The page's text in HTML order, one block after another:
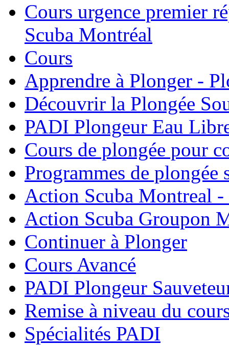
Cours urgence premier
Scuba Montréal
Cours
Apprendre à Plonger -
Découvrir la Plongée
PADI Plongeur Eau
Cours de plongée pour
Programmes de plongée
Action Scuba Montreal
Action Scuba Groupon
Continuer à Plonger
Cours Avancé
PADI Plongeur
Remise à niveau du
Spécialités PADI